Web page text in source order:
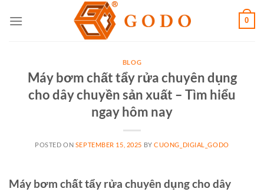
0
BLOG
Máy bơm chất tẩy rửa chuyên dụng
cho dây chuyền sản xuất – Tìm hiểu
ngay hôm nay
POSTED ON SEPTEMBER 15, 2025 BYCUONG_DIGIAL_GODO
Máy bơm chất tẩy rửa chuyên dụng cho dây